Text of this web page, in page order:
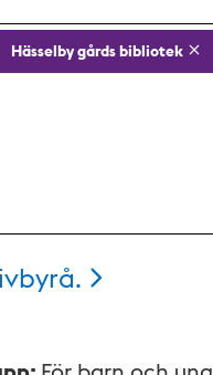
Hässelby gårds bibliotek